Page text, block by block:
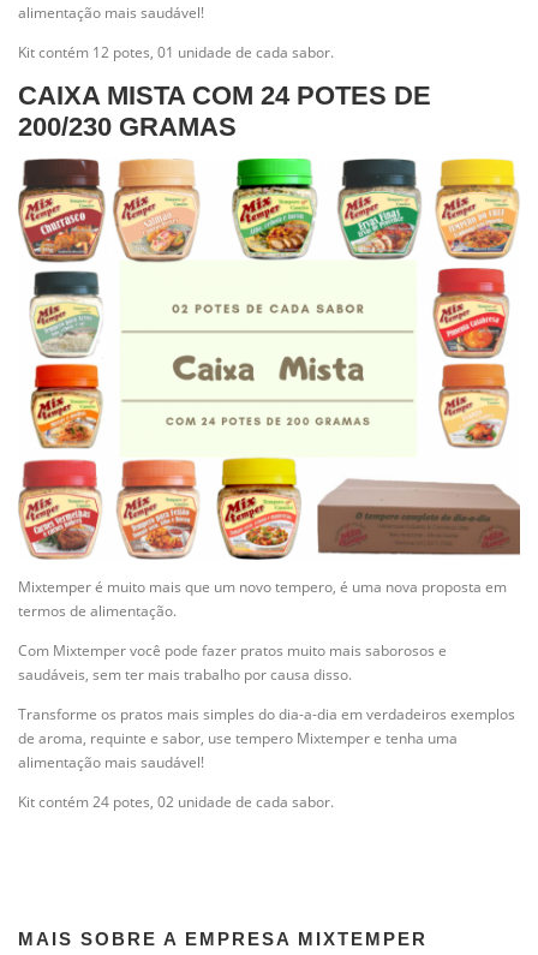
alimentação mais saudável!
Kit contém 12 potes, 01 unidade de cada sabor.
CAIXA MISTA COM 24 POTES DE
200/230 GRAMAS
Mixtemper é muito mais que um novo tempero, é uma nova proposta em
termos de alimentação.
Com Mixtemper você pode fazer pratos muito mais saborosos e
saudáveis, sem ter mais trabalho por causa disso.
Transforme os pratos mais simples do dia-a-dia em verdadeiros exemplos
de aroma, requinte e sabor, use tempero Mixtemper e tenha uma
alimentação mais saudável!
Kit contém 24 potes, 02 unidade de cada sabor.
MAIS SOBRE A EMPRESA MIXTEMPER